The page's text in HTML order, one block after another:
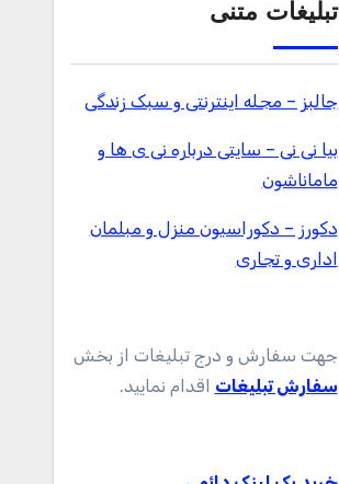
تبلیغات متنی
جالبز – مجله اینترنتی و سبک زندگی
بیا نی نی – سایتی درباره نی ی ها و
ماماناشون
دکورز – دکوراسیون منزل و مبلمان
اداری و تجاری
جهت سفارش و درج تبلیغات از بخش
سفارش تبلیغات اقدام نمایید.